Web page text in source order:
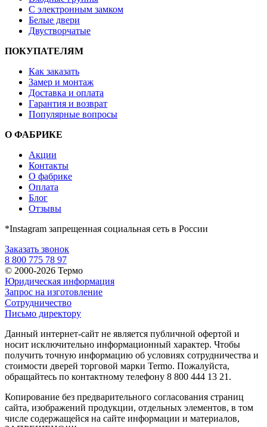
С электронным замком
Белые двери
Двустворчатые
ПОКУПАТЕЛЯМ
Как заказать
Замер и монтаж
Доставка и оплата
Гарантия и возврат
Популярные вопросы
О ФАБРИКЕ
Акции
Контакты
О фабрике
Оплата
Блог
Отзывы
*Instagram запрещенная социальная сеть в России
Заказать звонок
8 800 775 78 97
© 2000-2026 Термо
Юридическая информация
Запрос на изготовление
Сотрудничество
Письмо директору
Данный интернет-сайт не является публичной офертой и
носит исключительно информационный характер. Чтобы
получить точную информацию об условиях сотрудничества и
стоимости дверей торговой марки Termo. Пожалуйста,
обращайтесь по контактному телефону 8 800 444 13 21.
Копирование без предварительного согласования страниц
сайта, изображений продукции, отдельных элементов, в том
числе содержащейся на сайте информации и материалов,